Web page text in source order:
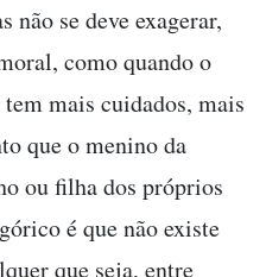
não se deve exagerar,
como quando o
mais cuidados, mais
que o menino da
ou filha dos próprios
é que não existe
que seja, entre